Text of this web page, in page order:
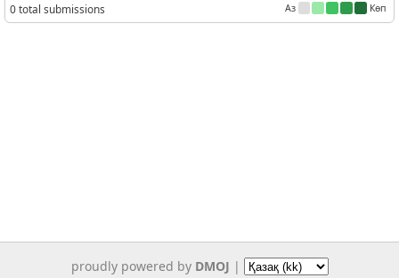
0 total submissions Аз Көп
proudly powered by DMOJ |